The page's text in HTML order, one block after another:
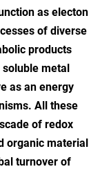
as electon
of diverse
products
metal
as an energy
All these
of redox
organic material
turnover of